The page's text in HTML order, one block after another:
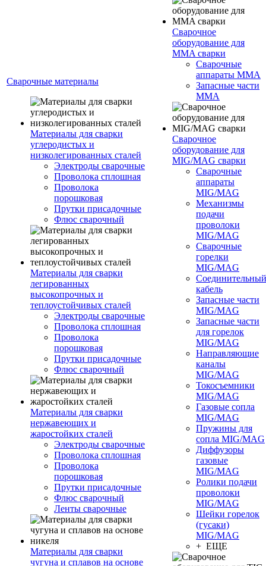
Сварочные материалы
Материалы для сварки
углеродистых и
низколегированных сталей
Электроды сварочные
Проволока сплошная
Проволока
порошковая
Прутки присадочные
Флюс сварочный
Материалы для сварки
легированных
высокопрочных и
теплоустойчивых сталей
Электроды сварочные
Проволока сплошная
Проволока
порошковая
Прутки присадочные
Флюс сварочный
Материалы для сварки
нержавеющих и
жаростойких сталей
Электроды сварочные
Проволока сплошная
Проволока
порошковая
Прутки присадочные
Флюс сварочный
Ленты сварочные
Материалы для сварки
чугуна и сплавов на основе
Сварочное
оборудование для
MMA сварки
Сварочные
аппараты MMA
Запасные части
MMA
Сварочное
оборудование для
MIG/MAG сварки
Сварочные
аппараты
MIG/MAG
Механизмы
подачи
проволоки
MIG/MAG
Сварочные
горелки
MIG/MAG
Соединительный
кабель
Запасные части
MIG/MAG
Запасные части
для горелок
MIG/MAG
Направляющие
каналы
MIG/MAG
Токосъемники
MIG/MAG
Газовые сопла
MIG/MAG
Пружины для
сопла MIG/MAG
Диффузоры
газовые
MIG/MAG
Ролики подачи
проволоки
MIG/MAG
Шейки горелок
(гусаки)
MIG/MAG
+ ЕЩЕ